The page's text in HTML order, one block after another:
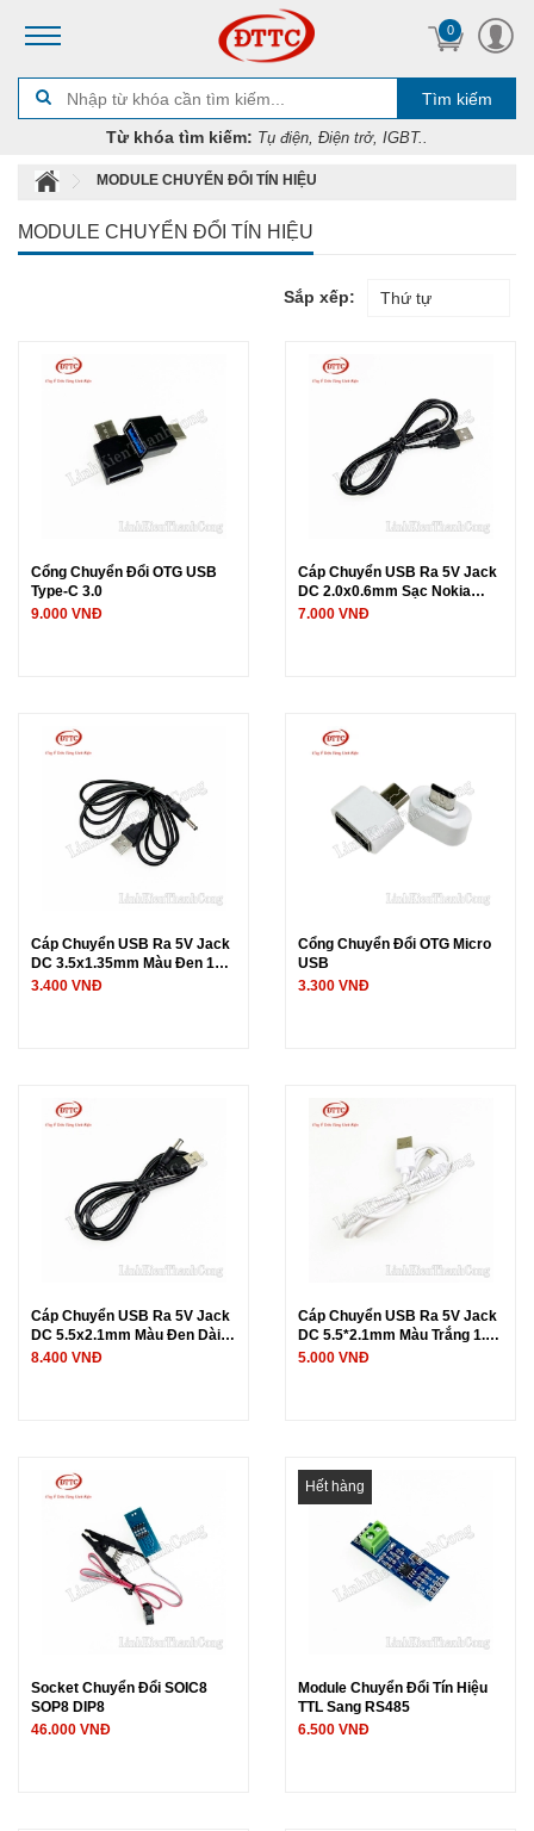
0
Tìm kiếm
Từ khóa tìm kiếm: Tụ điện, Điện trở, IGBT..
MODULE CHUYỂN ĐỔI TÍN HIỆU
MODULE CHUYỂN ĐỔI TÍN HIỆU
Sắp xếp: Thứ tự
Cổng Chuyển Đổi OTG USB
Type-C 3.0
9.000 VNĐ
Cáp Chuyển USB Ra 5V Jack
DC 2.0x0.6mm Sạc Nokia
Chân Kim Dài 1 Mét
7.000 VNĐ
Cáp Chuyển USB Ra 5V Jack
DC 3.5x1.35mm Màu Đen 1
Mét
3.400 VNĐ
Cổng Chuyển Đổi OTG Micro
USB
3.300 VNĐ
Cáp Chuyển USB Ra 5V Jack
DC 5.5x2.1mm Màu Đen Dài 1
Mét
8.400 VNĐ
Cáp Chuyển USB Ra 5V Jack
DC 5.5*2.1mm Màu Trắng 1.45
Mét
5.000 VNĐ
Socket Chuyển Đổi SOIC8
SOP8 DIP8
46.000 VNĐ
Hết hàng
Module Chuyển Đổi Tín Hiệu
TTL Sang RS485
6.500 VNĐ